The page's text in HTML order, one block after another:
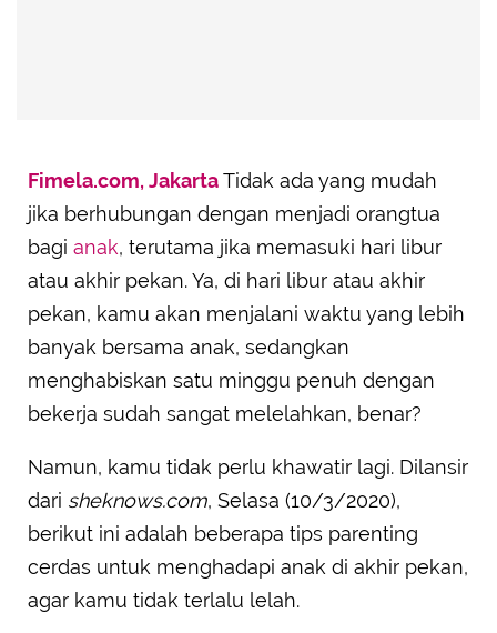
Fimela.com, JakartaTidak ada yang mudah
jika berhubungan dengan menjadi orangtua
bagi anak, terutama jika memasuki hari libur
atau akhir pekan. Ya, di hari libur atau akhir
pekan, kamu akan menjalani waktu yang lebih
banyak bersama anak, sedangkan
menghabiskan satu minggu penuh dengan
bekerja sudah sangat melelahkan, benar?
Namun, kamu tidak perlu khawatir lagi. Dilansir
dari sheknows.com, Selasa (10/3/2020),
berikut ini adalah beberapa tips parenting
cerdas untuk menghadapi anak di akhir pekan,
agar kamu tidak terlalu lelah.